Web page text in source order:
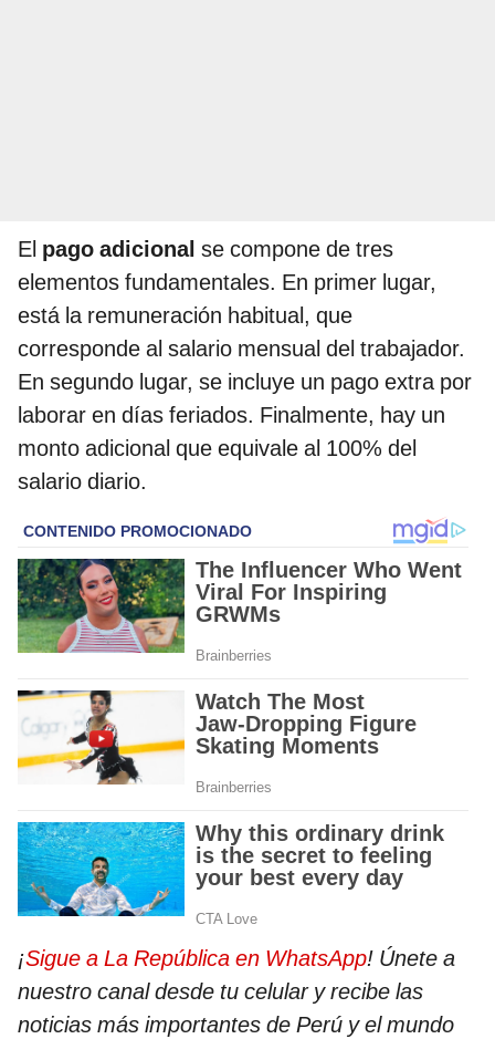
El pago adicional se compone de tres
elementos fundamentales. En primer lugar,
está la remuneración habitual, que
corresponde al salario mensual del trabajador.
En segundo lugar, se incluye un pago extra por
laborar en días feriados. Finalmente, hay un
monto adicional que equivale al 100% del
salario diario.
¡Sigue a La República en WhatsApp! Únete a
nuestro canal desde tu celular y recibe las
noticias más importantes de Perú y el mundo